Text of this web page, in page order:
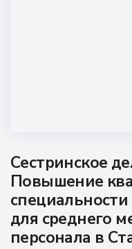
Перейти на
Сестринское
Повышение
для среднего
персонала в